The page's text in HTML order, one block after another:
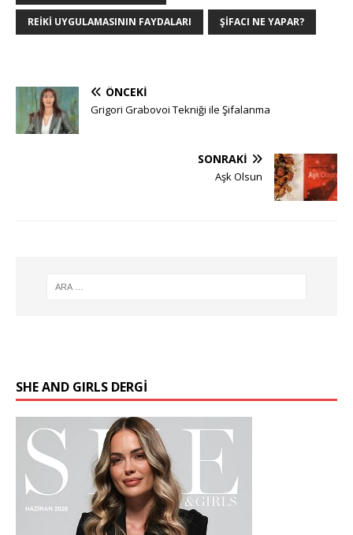
REIKI UYGULAMASININ FAYDALARI ŞIFACI NE YAPAR?
ÖNCEKI
Grigori Grabovoi Tekniği ile Şifalanma
SONRAKI
Aşk Olsun
SHE AND GIRLS DERGİ